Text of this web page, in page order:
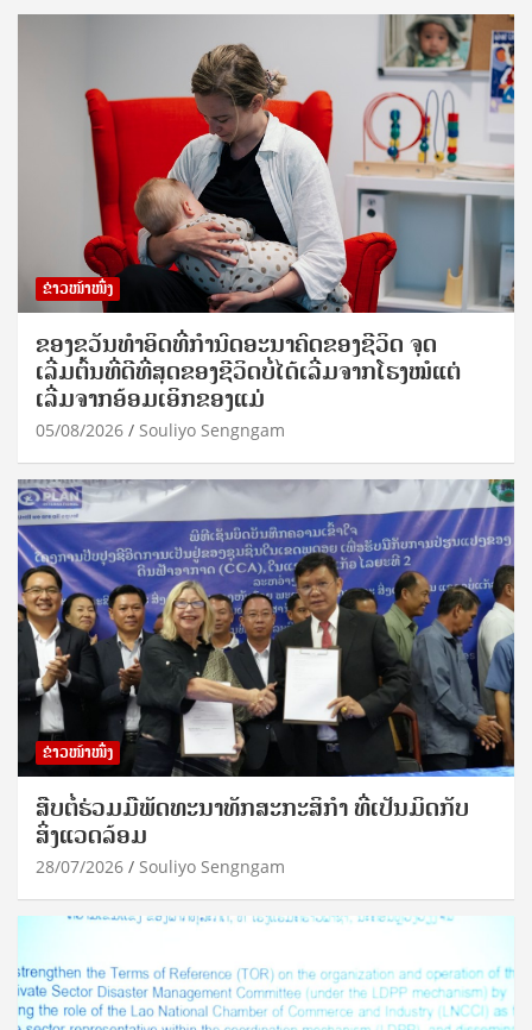
ຂ່າວໜ້າໜຶ່ງ
ຂອງຂວັນທໍາອິດທີ່ກໍານົດອະນາຄົດຂອງຊີວິດ ຈຸດ
ເລີ່ມຕົ້ນທີ່ດີທີ່ສຸດຂອງຊີວິດບໍ່ໄດ້ເລີ່ມຈາກໂຮງໝໍແຕ່
ເລີ່ມຈາກອ້ອມເອິກຂອງແມ່
05/08/2026 Souliyo Sengngam
ຂ່າວໜ້າໜຶ່ງ
ສືບຕໍ່ຮ່ວມມືພັດທະນາທັກສະກະສິກຳ ທີ່ເປັນມິດກັບ
ສິ່ງແວດລ້ອມ
28/07/2026 Souliyo Sengngam